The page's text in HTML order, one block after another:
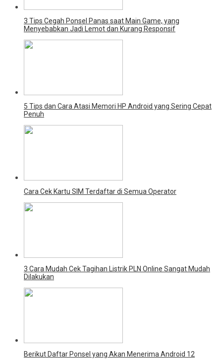
3 Tips Cegah Ponsel Panas saat Main Game, yang
Menyebabkan Jadi Lemot dan Kurang Responsif
5 Tips dan Cara Atasi Memori HP Android yang Sering Cepat
Penuh
Cara Cek Kartu SIM Terdaftar di Semua Operator
3 Cara Mudah Cek Tagihan Listrik PLN Online Sangat Mudah
Dilakukan
Berikut Daftar Ponsel yang Akan Menerima Android 12